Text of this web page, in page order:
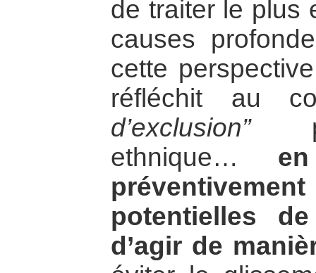
de traiter le plus
causes
cette
réfléchit au
d’exclusion”
ethnique…
potentielles
d’agir de